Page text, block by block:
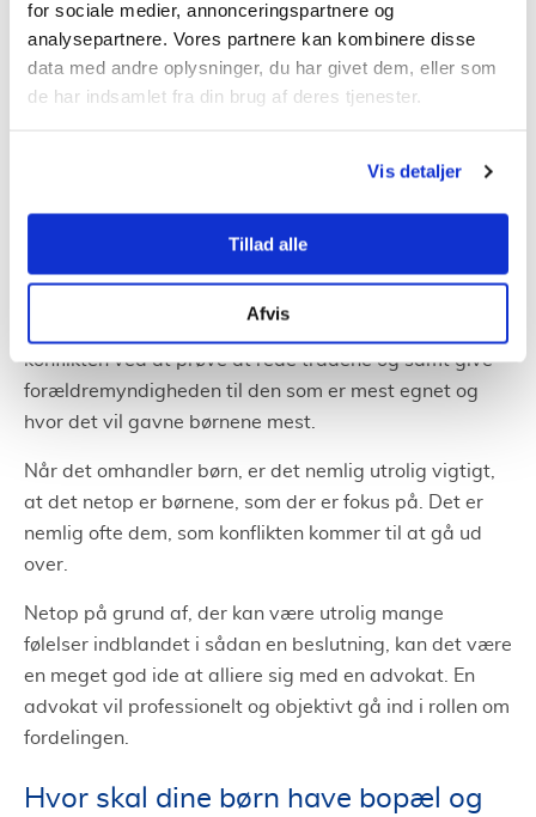
for sociale medier, annonceringspartnere og
analysepartnere. Vores partnere kan kombinere disse
data med andre oplysninger, du har givet dem, eller som
de har indsamlet fra din brug af deres tjenester.
Vis detaljer
Tillad alle
Afvis
Ydermere kan familieretsadvokater faktisk også
bruges til ægtepagter og testamenter.
Få hjælp til fordeling
forholdet, kan det let gå galt, når det kommer til
konflikten ved at prøve at rede trådene og samt give
forældremyndigheden til den som er mest egnet og
hvor det vil gavne børnene mest.
Når det omhandler børn, er det nemlig utrolig vigtigt,
at det netop er børnene, som der er fokus på. Det er
nemlig ofte dem, som konflikten kommer til at gå ud
over.
Netop på grund af, der kan være utrolig mange
følelser indblandet i sådan en beslutning, kan det være
en meget god ide at alliere sig med en advokat. En
advokat vil professionelt og objektivt gå ind i rollen om
fordelingen.
Hvor skal dine børn have bopæl og